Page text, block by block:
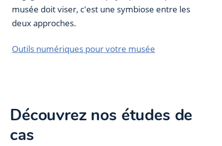
musée doit viser, c'est une symbiose entre les
deux approches.
Outils numériques pour votre musée
Découvrez nos études de
cas